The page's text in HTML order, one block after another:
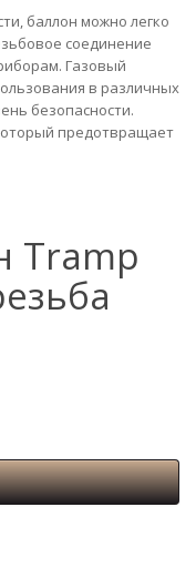
баллон можно легко
соединение
Газовый
в различных
безопасности.
предотвращает
Tramp